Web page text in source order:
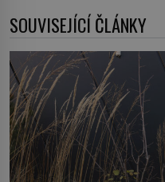
SOUVISEJÍCÍ ČLÁNKY